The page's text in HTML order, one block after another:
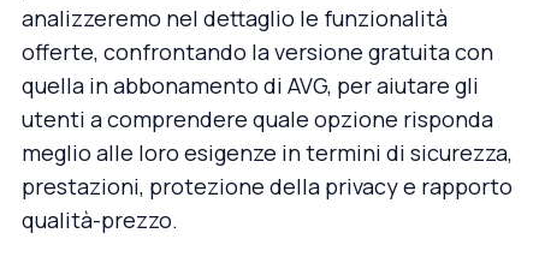
analizzeremo nel dettaglio le funzionalità
offerte, confrontando la versione gratuita con
quella in abbonamento di AVG, per aiutare gli
utenti a comprendere quale opzione risponda
meglio alle loro esigenze in termini di sicurezza,
prestazioni, protezione della privacy e rapporto
qualità-prezzo.